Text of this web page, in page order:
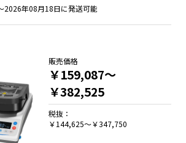
計のハウジング
結果を得るためのアップグレードされた
定において高レベルの性能と精度を必要
対応します。
が高く、多岐にわたる業界のさまざまな
しています。
な水分試験に最適で、日常的な実験室や
に対して一貫した性能を提供します。
2026年08月18日に発送可能
販売価格
￥159,087～
￥382,525
税抜：
￥144,625～￥347,750